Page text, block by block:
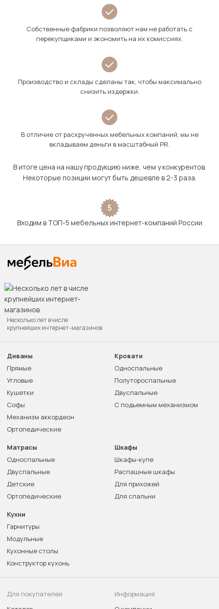
Собственные фабрики позволяют нам не работать с
перекупщиками и экономить на их комиссиях.
Производство и склады сделаны так, чтобы максимально
снизить издержки.
В отличие от раскрученных мебельных компаний, мы не
вкладываем деньги в масштабный PR.
В итоге цена на нашу продукцию ниже, чем у конкурентов.
Некоторые позиции могут быть дешевле в 2-3 раза.
5
Входим в ТОП-5 мебельных интернет-компаний России
Несколько лет в числе
крупнейших интернет-магазинов
Диваны
Прямые
Угловые
Кушетки
Софы
Механизм аккордеон
Ортопедические
Кровати
Односпальные
Полутороспальные
Двуспальные
С подъемным механизмом
Матрасы
Односпальные
Двуспальные
Детские
Ортопедические
Шкафы
Шкафы-купе
Распашные шкафы
Для прихожей
Для спальни
Кухни
Гарнитуры
Модульные
Кухонные столы
Конструктор кухонь
Для покупателей
Информация